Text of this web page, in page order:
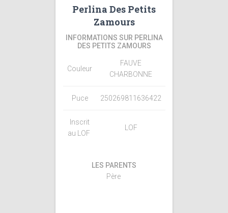
Perlina Des Petits
Zamours
INFORMATIONS SUR PERLINA
DES PETITS ZAMOURS
Couleur
FAUVE
CHARBONNE
Puce 250269811636422
Inscrit
au LOF
LOF
LES PARENTS
Père